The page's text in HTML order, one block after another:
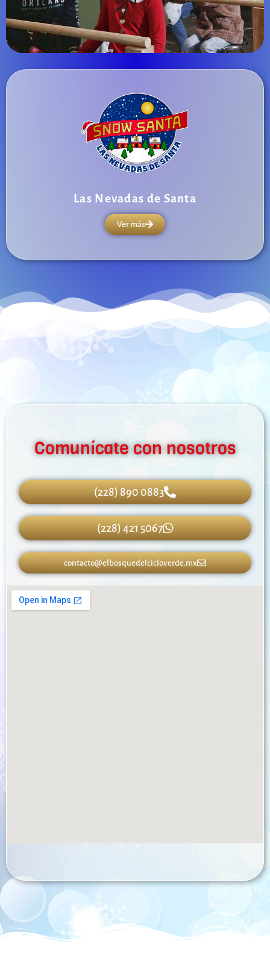
Las Nevadas de Santa
Ver más
Comunícate con nosotros
(228) 890 0883
(228) 421 5067
contacto@elbosquedelcicloverde.mx